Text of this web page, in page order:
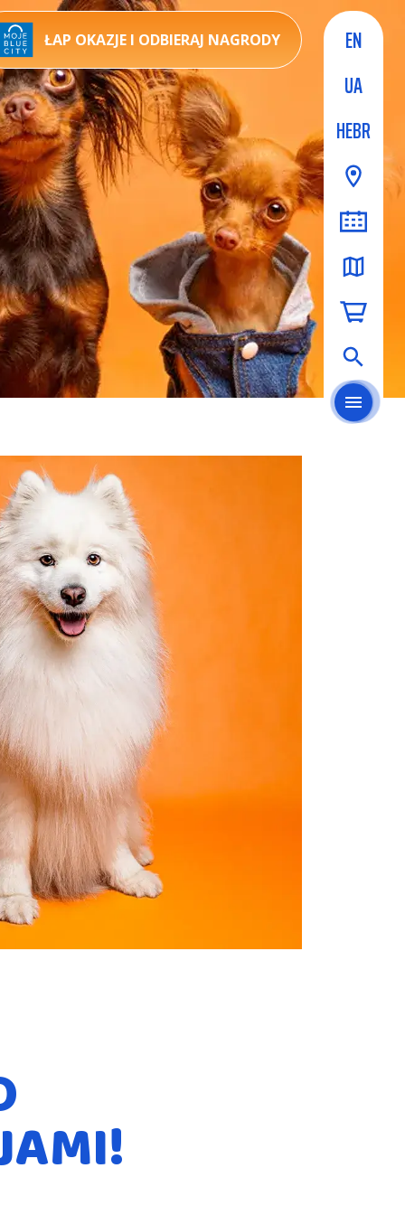
ŁAP OKAZJE I ODBIERAJ NAGRODY
EN
UA
HEBR